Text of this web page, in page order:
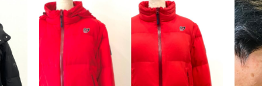
毛皮ファー付ダウンロングコ
14,520円 17,380円 +1,760円
マウンテンダウンジャケット 3,190円 7,425円 13,420円 +660円
マウンテンダウンハーフコー
ト
3,520円 8,250円 10,560円 14,850円 +880円